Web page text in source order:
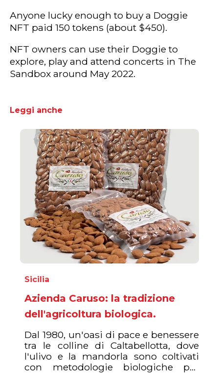
Anyone lucky enough to buy a Doggie
NFT paid 150 tokens (about $450).
NFT owners can use their Doggie to
explore, play and attend concerts in The
Sandbox around May 2022.
Leggi anche
Sicilia
Azienda Caruso: la tradizione
dell'agricoltura biologica.
Dal 1980, un'oasi di pace e benessere
tra le colline di Caltabellotta, dove
l'ulivo e la mandorla sono coltivati
con metodologie biologiche per